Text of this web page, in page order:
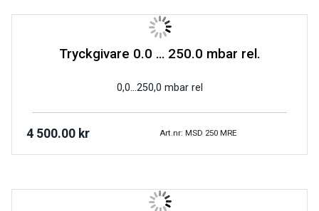
Tryckgivare 0.0 … 250.0 mbar rel.
0,0…250,0 mbar rel
4 500.00 kr Art.nr: MSD 250 MRE